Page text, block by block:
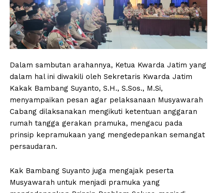
Dalam sambutan arahannya, Ketua Kwarda Jatim yang
dalam hal ini diwakili oleh Sekretaris Kwarda Jatim
Kakak Bambang Suyanto, S.H., S.Sos., M.Si,
menyampaikan pesan agar pelaksanaan Musyawarah
Cabang dilaksanakan mengikuti ketentuan anggaran
rumah tangga gerakan pramuka, mengacu pada
prinsip kepramukaan yang mengedepankan semangat
persaudaran.
Kak Bambang Suyanto juga mengajak peserta
Musyawarah untuk menjadi pramuka yang